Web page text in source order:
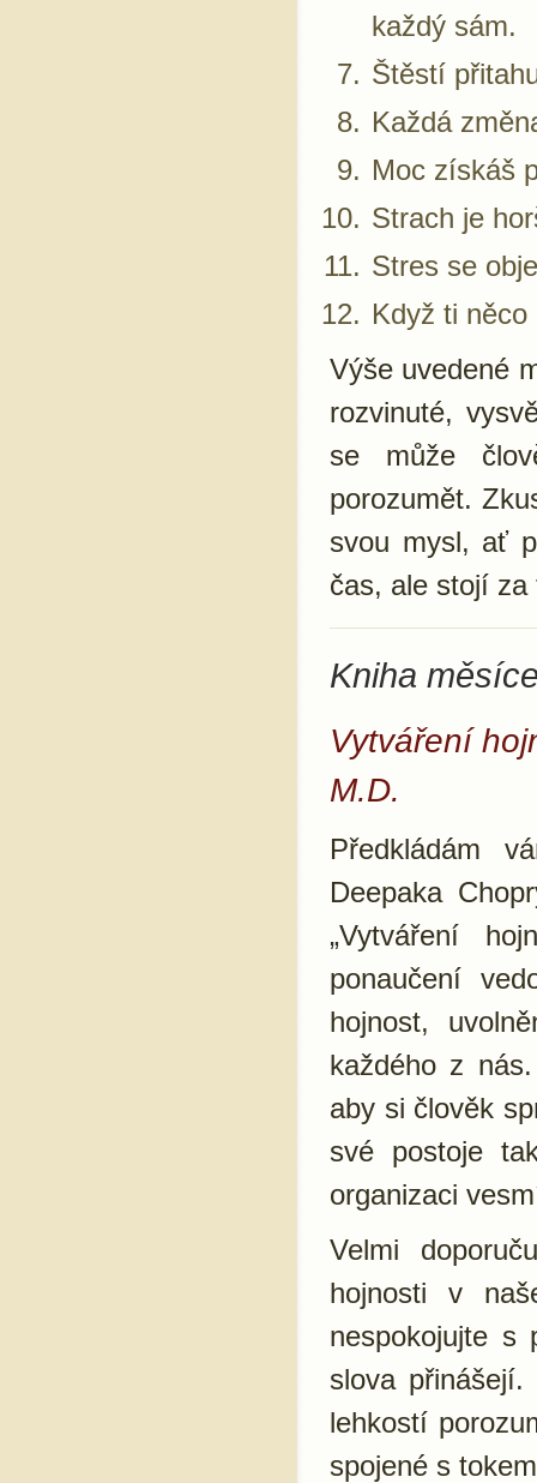
každý sám.
Štěstí
Každá
Moc získáš
Strach je
Stres se
Když ti
Výše uvedené
rozvinuté,
se může
porozumět.
svou mysl, ať
čas, ale stojí
Kniha
Vytváření
M.D.
Předkládám
Deepaka
„Vytváření
ponaučení
hojnost,
každého z
aby si člověk
své postoje
organizaci
Velmi
hojnosti v
nespokojujte s
slova
lehkostí
spojené s